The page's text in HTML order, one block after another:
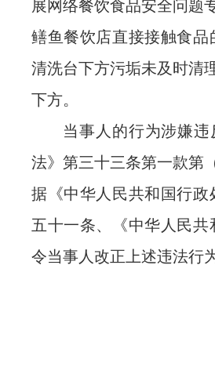
展网络餐饮食品安全问题
鳝鱼餐饮店直接接触食品
清洗台下方污垢未及时清
下方。
当事人的行为涉嫌
法》第三十三条第一款第
据《中华人民共和国行政
五十一条、《中华人民共
令当事人 改正上述违法行